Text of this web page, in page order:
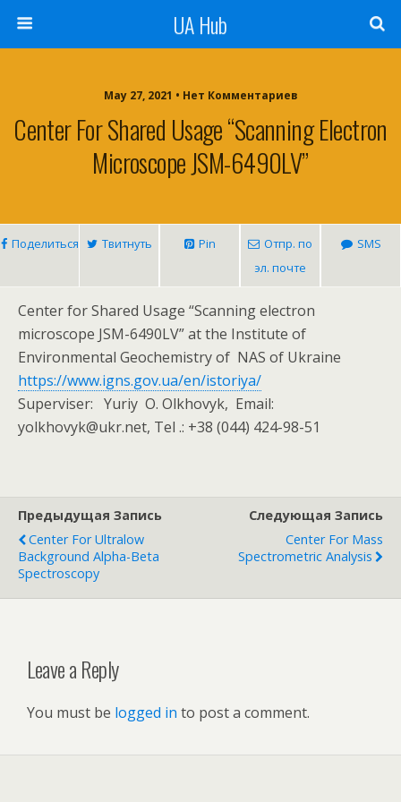
UA Hub
May 27, 2021 • Нет Комментариев
Center For Shared Usage “Scanning Electron
Microscope JSM-6490LV”
Поделиться Твитнуть Pin
Отпр. по
эл. почте
SMS
Center for Shared Usage “Scanning electron
microscope JSM-6490LV” at the Institute of
Environmental Geochemistry of NAS of Ukraine
https://www.igns.gov.ua/en/istoriya/
Superviser: Yuriy O. Olkhovyk, Email:
yolkhovyk@ukr.net, Tel .: +38 (044) 424-98-51
Предыдущая Запись
Center For Ultralow
Background Alpha-Beta
Spectroscopy
Следующая Запись
Center For Mass
Spectrometric Analysis
Leave a Reply
You must be logged in to post a comment.